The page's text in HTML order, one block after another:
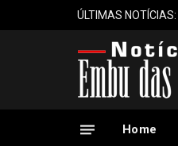
ÚLTIMAS NOTÍCIAS:
Home